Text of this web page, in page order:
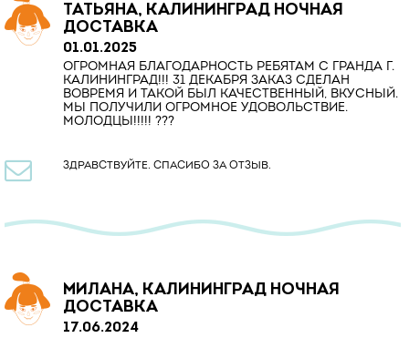
ТАТЬЯНА, КАЛИНИНГРАД НОЧНАЯ
ДОСТАВКА
01.01.2025
ОГРОМНАЯ БЛАГОДАРНОСТЬ РЕБЯТАМ С ГРАНДА Г.
КАЛИНИНГРАД!!! 31 ДЕКАБРЯ ЗАКАЗ СДЕЛАН
ВОВРЕМЯ И ТАКОЙ БЫЛ КАЧЕСТВЕННЫЙ, ВКУСНЫЙ.
МЫ ПОЛУЧИЛИ ОГРОМНОЕ УДОВОЛЬСТВИЕ.
МОЛОДЦЫ!!!!! ???
 ЗДРАВСТВУЙТЕ. СПАСИБО ЗА ОТЗЫВ.
МИЛАНА, КАЛИНИНГРАД НОЧНАЯ
ДОСТАВКА
17.06.2024